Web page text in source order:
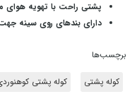
پشتی راحت با تهویه هوای
دارای بندهای روی سینه
برچسب‌ها
کوله پشتی کوله پشتی